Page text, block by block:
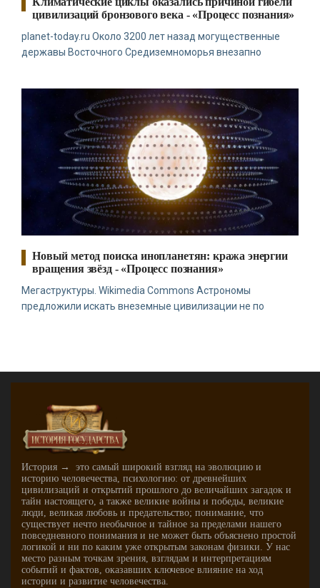
цивилизаций бронзового века - «Процесс познания»
planet-today.ru Около 3200 лет назад могущественные
державы Восточного Средиземноморья внезапно
Новый метод поиска инопланетян: кража энергии
вращения звёзд - «Процесс познания»
Мегаструктуры. Wikimedia Commons Астрономы
предложили искать внеземные цивилизации не по
История → это самый широкий взгляд на эволюцию и
историю человечества, психологию: от древнейших
цивилизаций и открытий прошлого до величайших загадок и
тайн настоящего, а также великие войны и победы, великие
люди, великая любовь и предательство; понимание, что
существует нечто необычное и тайное за пределами нашего
повседневного понимания и не может быть объяснено простой
логикой и ни по каким уже открытым законам физики. У нас
место разным точкам зрения, взглядам и интерпретациям
событий и фактов, оказавших ключевое влияние на ход
истории и развитие человечества.